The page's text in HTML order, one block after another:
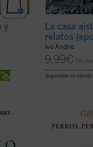
y
La casa
relatos
Ivo Andric
9,99€ IVA
disponible en ebook:
década
a
una
Segunda
dificultades de